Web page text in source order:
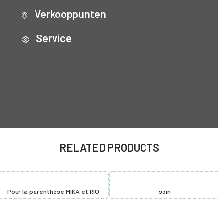
Verkooppunten
Service
RELATED PRODUCTS
Pour la parenthèse MIKA et RIO soin